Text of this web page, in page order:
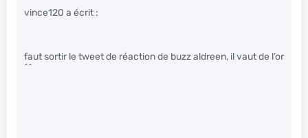
vince120 a écrit :
faut sortir le tweet de réaction de buzz aldreen, il vaut de l’or
^^